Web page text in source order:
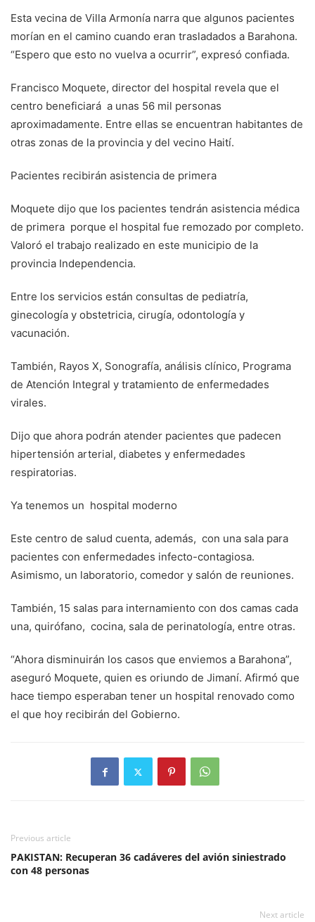
Esta vecina de Villa Armonía narra que algunos pacientes
morían en el camino cuando eran trasladados a Barahona.
“Espero que esto no vuelva a ocurrir”, expresó confiada.
Francisco Moquete, director del hospital revela que el
centro beneficiará a unas 56 mil personas
aproximadamente. Entre ellas se encuentran habitantes de
otras zonas de la provincia y del vecino Haití.
Pacientes recibirán asistencia de primera
Moquete dijo que los pacientes tendrán asistencia médica
de primera porque el hospital fue remozado por completo.
Valoró el trabajo realizado en este municipio de la
provincia Independencia.
Entre los servicios están consultas de pediatría,
ginecología y obstetricia, cirugía, odontología y
vacunación.
También, Rayos X, Sonografía, análisis clínico, Programa
de Atención Integral y tratamiento de enfermedades
virales.
Dijo que ahora podrán atender pacientes que padecen
hipertensión arterial, diabetes y enfermedades
respiratorias.
Ya tenemos un hospital moderno
Este centro de salud cuenta, además, con una sala para
pacientes con enfermedades infecto-contagiosa.
Asimismo, un laboratorio, comedor y salón de reuniones.
También, 15 salas para internamiento con dos camas cada
una, quirófano, cocina, sala de perinatología, entre otras.
“Ahora disminuirán los casos que enviemos a Barahona”,
aseguró Moquete, quien es oriundo de Jimaní. Afirmó que
hace tiempo esperaban tener un hospital renovado como
el que hoy recibirán del Gobierno.
Previous article
PAKISTAN: Recuperan 36 cadáveres del avión siniestrado
con 48 personas
Next article